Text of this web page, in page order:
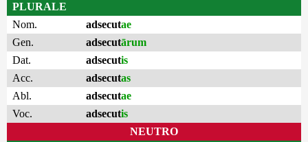
PLURALE
Nom.
adsecutae
Gen.
adsecutārum
Dat.
adsecutis
Acc.
adsecutas
Abl.
adsecutae
Voc.
adsecutis
NEUTRO